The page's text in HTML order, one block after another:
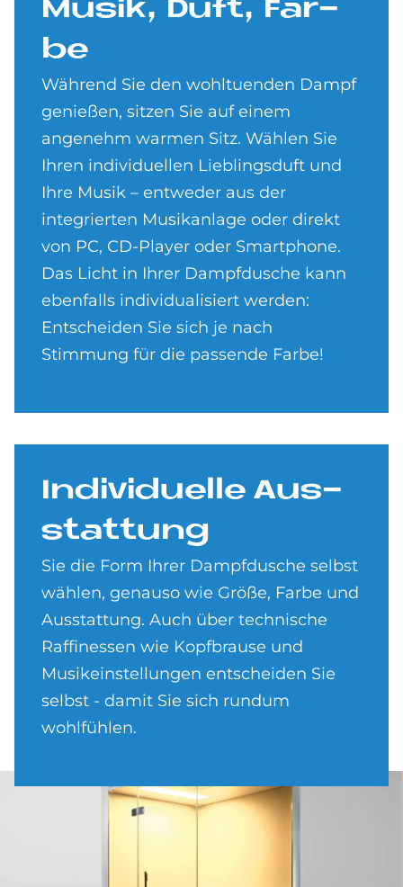
Mu­sik, Duft, Far­
be
Während Sie den wohltuenden Dampf
genießen, sitzen Sie auf einem
angenehm warmen Sitz. Wählen Sie
Ihren individuellen Lieblingsduft und
Ihre Musik – entweder aus der
integrierten Musikanlage oder direkt
von PC, CD-Player oder Smartphone.
Das Licht in Ihrer Dampfdusche kann
ebenfalls individualisiert werden:
Entscheiden Sie sich je nach
Stimmung für die passende Farbe!
In­di­vi­du­el­le Aus­
stat­tung
Sie die Form Ihrer Dampfdusche selbst
wählen, genauso wie Größe, Farbe und
Ausstattung. Auch über technische
Raffinessen wie Kopfbrause und
Musikeinstellungen entscheiden Sie
selbst - damit Sie sich rundum
wohlfühlen.